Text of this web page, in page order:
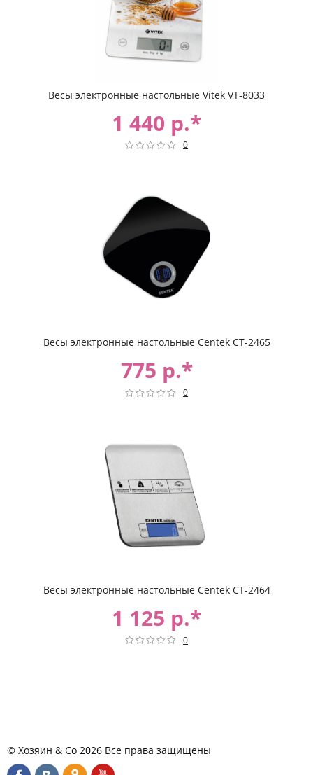
Весы электронные настольные Vitek VT-8033
1 440 р.*
0
Весы электронные настольные Centek CT-2465
775 р.*
0
Весы электронные настольные Centek CT-2464
1 125 р.*
0
© Хозяин & Co 2026 Все права защищены